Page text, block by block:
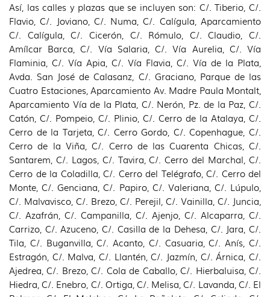
Así, las calles y plazas que se incluyen son: C/. Tiberio, C/.
Flavio, C/. Joviano, C/. Numa, C/. Calígula, Aparcamiento
C/. Calígula, C/. Cicerón, C/. Rómulo, C/. Claudio, C/.
Amílcar Barca, C/. Vía Salaria, C/. Vía Aurelia, C/. Vía
Flaminia, C/. Vía Apia, C/. Vía Flavia, C/. Vía de la Plata,
Avda. San José de Calasanz, C/. Graciano, Parque de las
Cuatro Estaciones, Aparcamiento Av. Madre Paula Montalt,
Aparcamiento Vía de la Plata, C/. Nerón, Pz. de la Paz, C/.
Catón, C/. Pompeio, C/. Plinio, C/. Cerro de la Atalaya, C/.
Cerro de la Tarjeta, C/. Cerro Gordo, C/. Copenhague, C/.
Cerro de la Viña, C/. Cerro de las Cuarenta Chicas, C/.
Santarem, C/. Lagos, C/. Tavira, C/. Cerro del Marchal, C/.
Cerro de la Coladilla, C/. Cerro del Telégrafo, C/. Cerro del
Monte, C/. Genciana, C/. Papiro, C/. Valeriana, C/. Lúpulo,
C/. Malvavisco, C/. Brezo, C/. Perejil, C/. Vainilla, C/. Juncia,
C/. Azafrán, C/. Campanilla, C/. Ajenjo, C/. Alcaparra, C/.
Carrizo, C/. Azuceno, C/. Casilla de la Dehesa, C/. Jara, C/.
Tila, C/. Buganvilla, C/. Acanto, C/. Casuaria, C/. Anís, C/.
Estragón, C/. Malva, C/. Llantén, C/. Jazmín, C/. Árnica, C/.
Ajedrea, C/. Brezo, C/. Cola de Caballo, C/. Hierbaluisa, C/.
Hiedra, C/. Enebro, C/. Ortiga, C/. Melisa, C/. Lavanda, C/. El